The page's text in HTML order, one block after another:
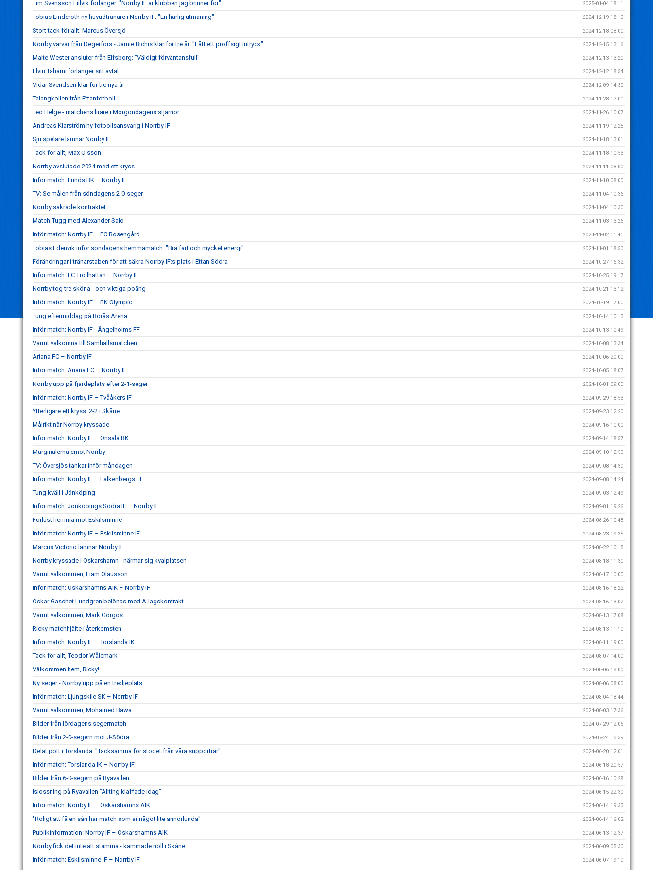
Tim Svensson Lillvik förlänger: "Norrby IF är klubben jag brinner för" 2025-01-04 18:11
Tobias Linderoth ny huvudtränare i Norrby IF: "En härlig utmaning" 2024-12-19 18:10
Stort tack för allt, Marcus Översjö 2024-12-18 08:00
Norrby värvar från Degerfors - Jamie Bichis klar för tre år: "Fått ett proffsigt intryck" 2024-12-15 13:16
Malte Wester ansluter från Elfsborg: "Väldigt förväntansfull" 2024-12-13 13:20
Elvin Tahami förlänger sitt avtal 2024-12-12 18:54
Vidar Svendsen klar för tre nya år 2024-12-09 14:30
Talangkollen från Ettanfotboll 2024-11-28 17:00
Teo Helge - matchens lirare i Morgondagens stjärnor 2024-11-26 10:07
Andreas Klarström ny fotbollsansvarig i Norrby IF 2024-11-19 12:25
Sju spelare lämnar Norrby IF 2024-11-18 13:01
Tack för allt, Max Olsson 2024-11-18 10:53
Norrby avslutade 2024 med ett kryss 2024-11-11 08:00
Inför match: Lunds BK – Norrby IF 2024-11-10 08:00
TV: Se målen från söndagens 2-0-seger 2024-11-04 10:36
Norrby säkrade kontraktet 2024-11-04 10:30
Match-Tugg med Alexander Salo 2024-11-03 13:26
Inför match: Norrby IF – FC Rosengård 2024-11-02 11:41
Tobias Edenvik inför söndagens hemmamatch: "Bra fart och mycket energi" 2024-11-01 18:50
Förändringar i tränarstaben för att säkra Norrby IF:s plats i Ettan Södra 2024-10-27 16:32
Inför match: FC Trollhättan – Norrby IF 2024-10-25 19:17
Norrby tog tre sköna - och viktiga poäng 2024-10-21 13:12
Inför match: Norrby IF – BK Olympic 2024-10-19 17:00
Tung eftermiddag på Borås Arena 2024-10-14 10:13
Inför match: Norrby IF - Ängelholms FF 2024-10-13 10:49
Varmt välkomna till Samhällsmatchen 2024-10-08 13:34
Ariana FC – Norrby IF 2024-10-06 20:00
Inför match: Ariana FC – Norrby IF 2024-10-05 18:07
Norrby upp på fjärdeplats efter 2-1-seger 2024-10-01 09:00
Inför match: Norrby IF – Tvååkers IF 2024-09-29 18:53
Ytterligare ett kryss: 2-2 i Skåne 2024-09-23 12:20
Målrikt när Norrby kryssade 2024-09-16 10:00
Inför match: Norrby IF – Onsala BK 2024-09-14 18:57
Marginalerna emot Norrby 2024-09-10 12:50
TV: Översjös tankar inför måndagen 2024-09-08 14:30
Inför match: Norrby IF – Falkenbergs FF 2024-09-08 14:24
Tung kväll i Jönköping 2024-09-03 12:49
Inför match: Jönköpings Södra IF – Norrby IF 2024-09-01 19:26
Förlust hemma mot Eskilsminne 2024-08-26 10:48
Inför match: Norrby IF – Eskilsminne IF 2024-08-23 19:35
Marcus Victorio lämnar Norrby IF 2024-08-22 10:15
Norrby kryssade i Oskarshamn - närmar sig kvalplatsen 2024-08-18 11:30
Varmt välkommen, Liam Olausson 2024-08-17 10:00
Inför match: Oskarshamns AIK – Norrby IF 2024-08-16 18:22
Oskar Gaschet Lundgren belönas med A-lagskontrakt 2024-08-16 13:02
Varmt välkommen, Mark Gorgos 2024-08-13 17:08
Ricky matchhjälte i återkomsten 2024-08-13 11:10
Inför match: Norrby IF – Torslanda IK 2024-08-11 19:00
Tack för allt, Teodor Wålemark 2024-08-07 14:00
Välkommen hem, Ricky! 2024-08-06 18:00
Ny seger - Norrby upp på en tredjeplats 2024-08-06 08:00
Inför match: Ljungskile SK – Norrby IF 2024-08-04 18:44
Varmt välkommen, Mohamed Bawa 2024-08-03 17:36
Bilder från lördagens segermatch 2024-07-29 12:05
Bilder från 2-0-segern mot J-Södra 2024-07-24 15:59
Delat pott i Torslanda: "Tacksamma för stödet från våra supportrar" 2024-06-20 12:01
Inför match: Torslanda IK – Norrby IF 2024-06-18 20:57
Bilder från 6-0-segern på Ryavallen 2024-06-16 10:28
Islossning på Ryavallen "Allting klaffade idag" 2024-06-15 22:30
Inför match: Norrby IF – Oskarshamns AIK 2024-06-14 19:33
"Roligt att få en sån här match som är något lite annorlunda" 2024-06-14 16:02
Publikinformation: Norrby IF – Oskarshamns AIK 2024-06-13 12:37
Norrby fick det inte att stämma - kammade noll i Skåne 2024-06-09 05:30
Inför match: Eskilsminne IF – Norrby IF 2024-06-07 19:10